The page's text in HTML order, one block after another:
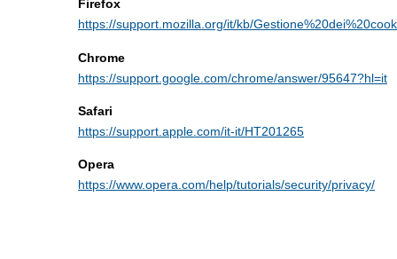
Firefox
https://support.mozilla.org/it/kb/
Chrome
https://support.google.com/chrome/answer/95647?hl=it
Safari
https://support.apple.com/it-it/HT201265
Opera
https://www.opera.com/help/tutorials/security/privacy/